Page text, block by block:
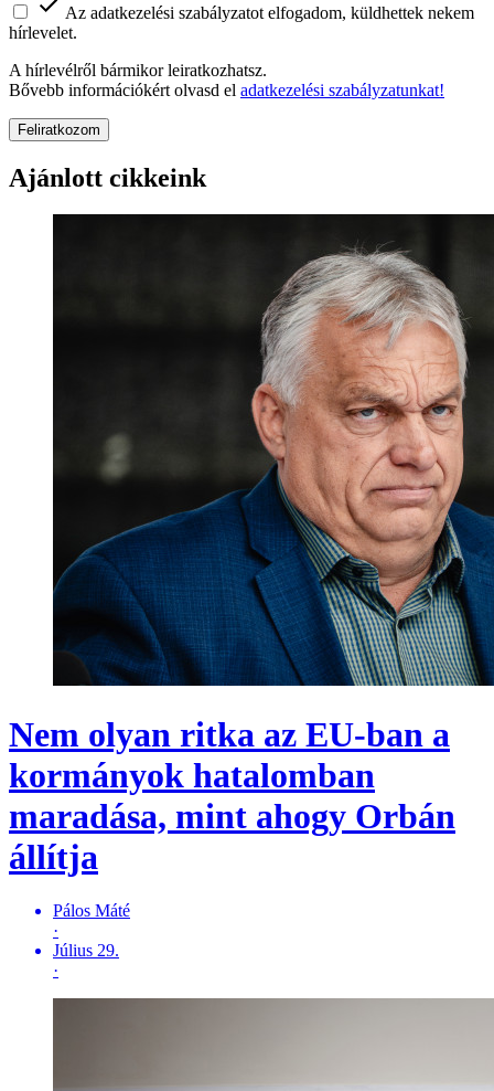
Az adatkezelési szabályzatot elfogadom, küldhettek nekem
hírlevelet.
A hírlevélről bármikor leiratkozhatsz.
Bővebb információkért olvasd el adatkezelési szabályzatunkat!
Feliratkozom
Ajánlott cikkeink
Nem olyan ritka az EU-ban a
kormányok hatalomban
maradása, mint ahogy Orbán
állítja
Pálos Máté
·
Július 29.
·